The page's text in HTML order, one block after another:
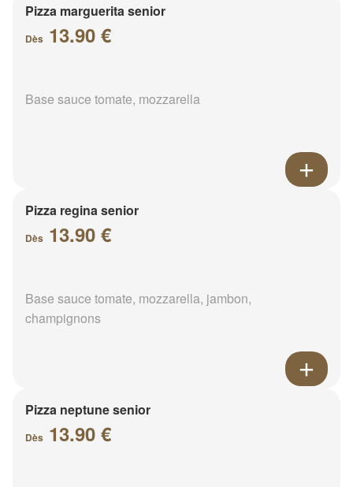
Pizza marguerita senior
Dès 13.90 €
Base sauce tomate, mozzarella
Pizza regina senior
Dès 13.90 €
Base sauce tomate, mozzarella, jambon,
champignons
Pizza neptune senior
Dès 13.90 €